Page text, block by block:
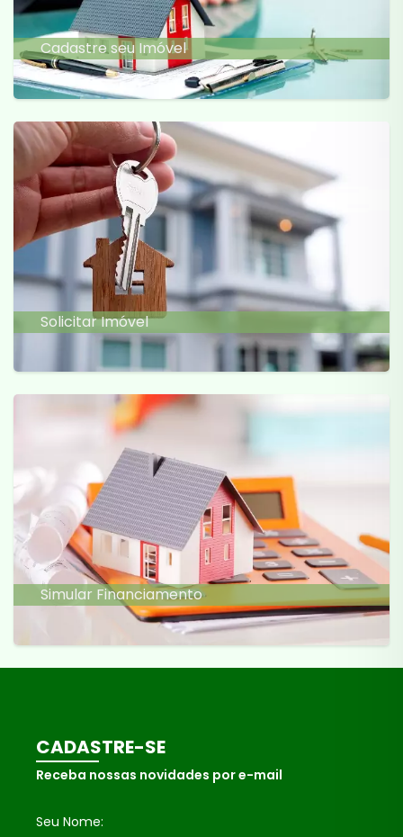
Cadastre seu Imóvel
Solicitar Imóvel
Simular Financiamento
CADASTRE-SE
Receba nossas novidades por e-mail
Seu Nome: